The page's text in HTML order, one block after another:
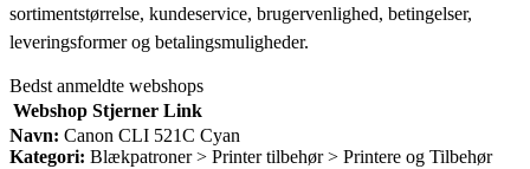
sortimentstørrelse, kundeservice, brugervenlighed, betingelser,
leveringsformer og betalingsmuligheder.
Bedst anmeldte webshops
Webshop Stjerner Link
Navn: Canon CLI 521C Cyan
Kategori: Blækpatroner > Printer tilbehør > Printere og Tilbehør